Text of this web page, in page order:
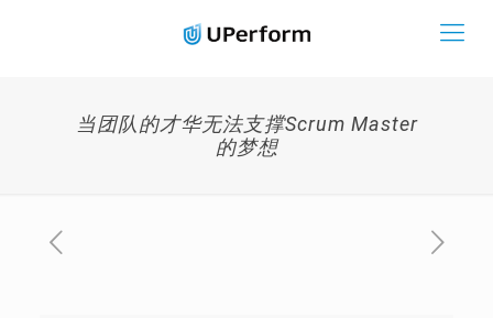
当团队的才华无法支撑Scrum Master
的梦想